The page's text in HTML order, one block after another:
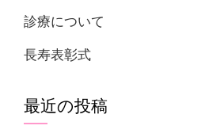
診療について
長寿表彰式
最近の投稿